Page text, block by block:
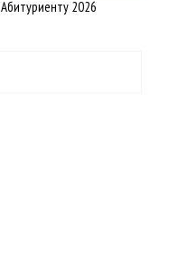
Абитуриенту 2026